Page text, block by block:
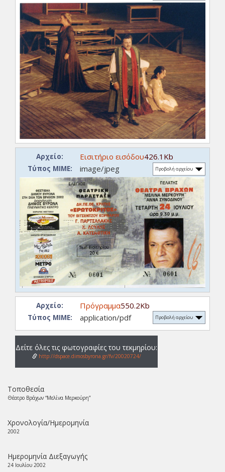
Αρχείο: Εισιτήριο εισόδου426.1Kb
Προβολή αρχείου
Τύπος ΜΙΜΕ: image/jpeg
Αρχείο: Πρόγραμμα550.2Kb
Προβολή αρχείου
Τύπος ΜΙΜΕ: application/pdf
Δείτε όλες τις φωτογραφίες του τεκμηρίου:
http://dspace.dimosbyrona.gr/fv/20020724/
Τοποθεσία
Θέατρο Βράχων “Μελίνα Μερκούρη”
Χρονολογία/Ημερομηνία
2002
Ημερομηνία Διεξαγωγής
24 Ιουλίου 2002